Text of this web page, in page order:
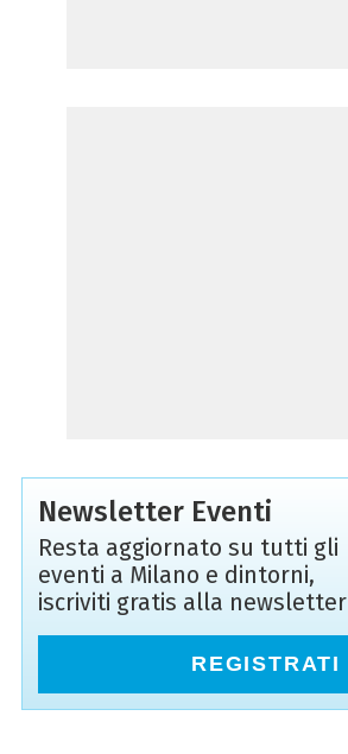
Newsletter Eventi
Resta aggiornato su tutti gli
eventi a Milano e dintorni,
iscriviti gratis alla newsletter
REGISTRATI